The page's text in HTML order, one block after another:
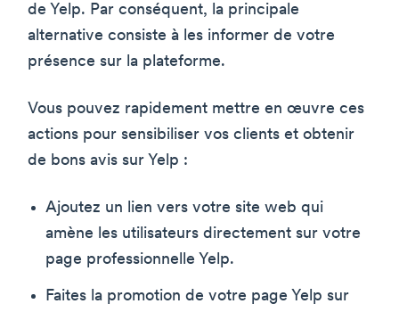
de Yelp. Par conséquent, la principale
alternative consiste à les informer de votre
présence sur la plateforme.
Vous pouvez rapidement mettre en œuvre ces
actions pour sensibiliser vos clients et obtenir
de bons avis sur Yelp :
Ajoutez un lien vers votre site web qui
amène les utilisateurs directement sur votre
page professionnelle Yelp.
Faites la promotion de votre page Yelp sur